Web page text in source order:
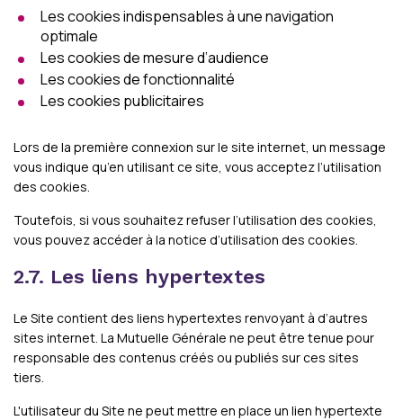
Les cookies indispensables à une navigation
optimale
Les cookies de mesure d’audience
Les cookies de fonctionnalité
Les cookies publicitaires
Lors de la première connexion sur le site internet, un message
vous indique qu’en utilisant ce site, vous acceptez l’utilisation
des cookies.
Toutefois, si vous souhaitez refuser l’utilisation des cookies,
vous pouvez accéder à la notice d’utilisation des cookies.
2.7. Les liens hypertextes
Le Site contient des liens hypertextes renvoyant à d’autres
sites internet. La Mutuelle Générale ne peut être tenue pour
responsable des contenus créés ou publiés sur ces sites
tiers.
L'utilisateur du Site ne peut mettre en place un lien hypertexte